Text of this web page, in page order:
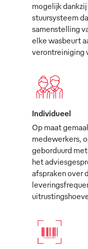
mogelijk
stuursysteem
samenstelling
elke wasbeurt
verontreiniging
Individueel
Op maat
medewerkers,
geborduurd
het
afspraken over